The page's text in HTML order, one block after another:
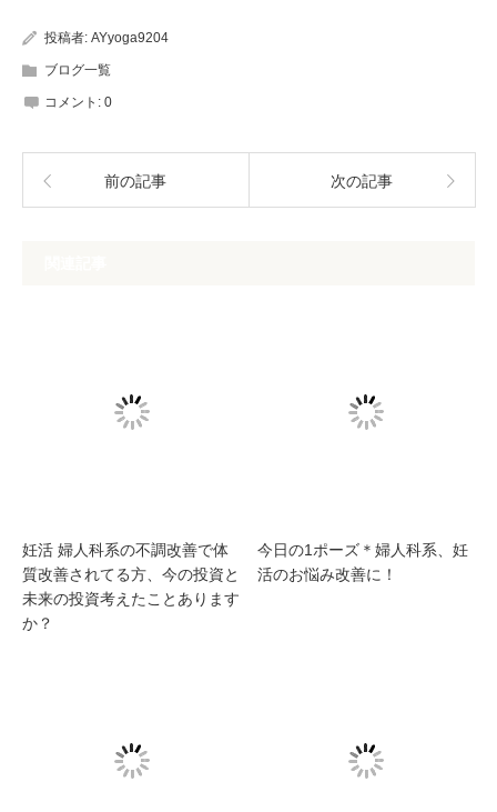
投稿者: AYyoga9204
ブログ一覧
コメント: 0
前の記事 次の記事
妊活 婦人科系の不調改善で体
質改善されてる方、今の投資と
未来の投資考えたことあります
か？
今日の1ポーズ＊婦人科系、妊
活のお悩み改善に！